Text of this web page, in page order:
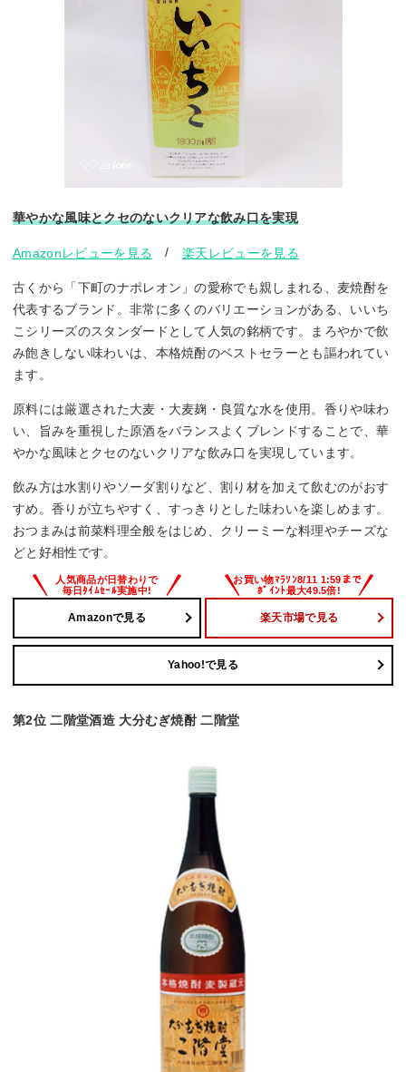
華やかな風味とクセのないクリアな飲み口を実現
Amazonレビューを見る /楽天レビューを見る
古くから「下町のナポレオン」の愛称でも親しまれる、麦焼酎を
代表するブランド。非常に多くのバリエーションがある、いいち
こシリーズのスタンダードとして人気の銘柄です。まろやかで飲
み飽きしない味わいは、本格焼酎のベストセラーとも謳われてい
ます。
原料には厳選された大麦・大麦麹・良質な水を使用。香りや味わ
い、旨みを重視した原酒をバランスよくブレンドすることで、華
やかな風味とクセのないクリアな飲み口を実現しています。
飲み方は水割りやソーダ割りなど、割り材を加えて飲むのがおす
すめ。香りが立ちやすく、すっきりとした味わいを楽しめます。
おつまみは前菜料理全般をはじめ、クリーミーな料理やチーズな
どと好相性です。
Amazonで見る 楽天市場で見る
Yahoo!で見る
第2位 二階堂酒造 大分むぎ焼酎 二階堂